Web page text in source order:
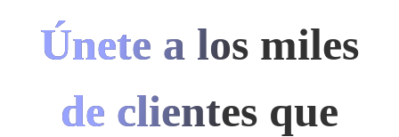
Únete a los miles
de clientes que